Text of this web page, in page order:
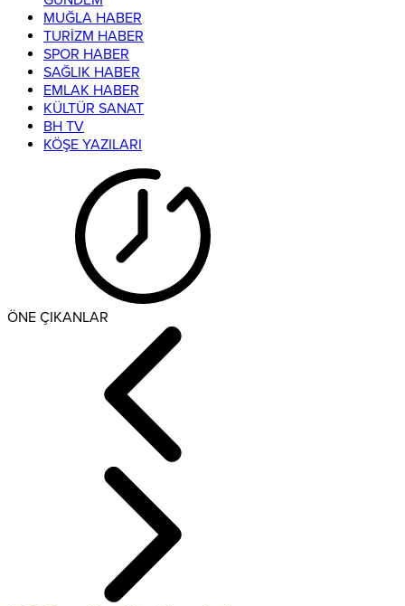
MUĞLA HABER
TURİZM HABER
SPOR HABER
SAĞLIK HABER
EMLAK HABER
KÜLTÜR SANAT
BH TV
KÖŞE YAZILARI
ÖNE ÇIKANLAR